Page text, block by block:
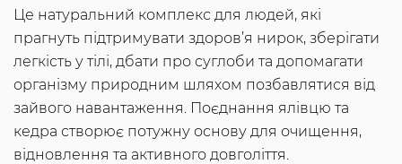
Це натуральний комплекс для людей, які
прагнуть підтримувати здоров’я нирок, зберігати
легкість у тілі, дбати про суглоби та допомагати
організму природним шляхом позбавлятися від
зайвого навантаження. Поєднання ялівцю та
кедра створює потужну основу для очищення,
відновлення та активного довголіття.